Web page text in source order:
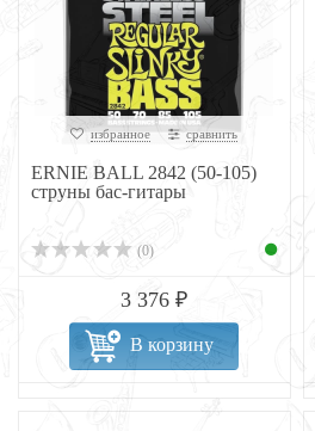
избранное сравнить
ERNIE BALL 2842 (50-105)
струны бас-гитары
(0)
3 376 ₽
В корзину